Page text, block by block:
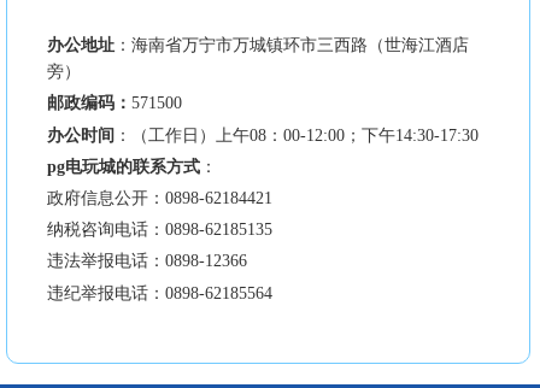
办公地址：海南省万宁市万城镇环市三西路（世海江酒店
旁）
邮政编码： 571500
办公时间 ：（工作日）上午08：00-12:00；下午14:30-17:30
pg电玩城的联系方式：
政府信息公开：0898-62184421
纳税咨询电话：0898-62185135
违法举报电话：0898-12366
违纪举报电话：0898-62185564